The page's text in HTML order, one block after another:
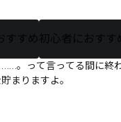
すすめ 初心者におすす
。って言ってる間に終
まりますよ。